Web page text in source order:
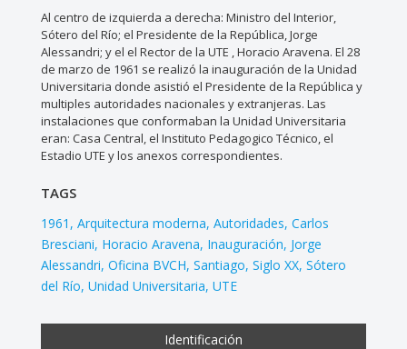
Al centro de izquierda a derecha: Ministro del Interior,
Sótero del Río; el Presidente de la República, Jorge
Alessandri; y el el Rector de la UTE , Horacio Aravena. El 28
de marzo de 1961 se realizó la inauguración de la Unidad
Universitaria donde asistió el Presidente de la República y
multiples autoridades nacionales y extranjeras. Las
instalaciones que conformaban la Unidad Universitaria
eran: Casa Central, el Instituto Pedagogico Técnico, el
Estadio UTE y los anexos correspondientes.
TAGS
1961 Arquitectura moderna Autoridades Carlos
Bresciani Horacio Aravena Inauguración Jorge
Alessandri Oficina BVCH Santiago Siglo XX Sótero
del Río Unidad Universitaria UTE
Identificación